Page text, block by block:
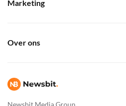
Newsbit Media Group
Marketing
Over ons